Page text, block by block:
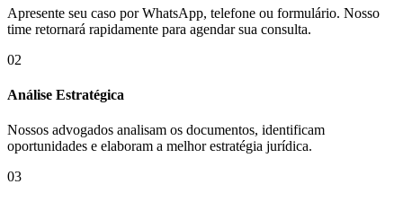
Apresente seu caso por WhatsApp, telefone ou formulário. Nosso
time retornará rapidamente para agendar sua consulta.
02
Análise Estratégica
Nossos advogados analisam os documentos, identificam
oportunidades e elaboram a melhor estratégia jurídica.
03